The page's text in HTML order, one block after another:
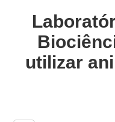
utilizar